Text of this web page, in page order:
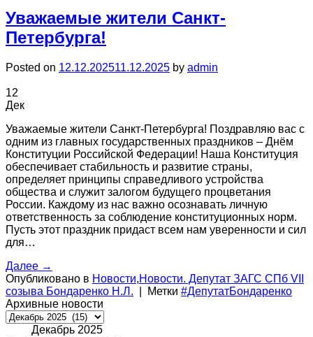
Уважаемые жители Санкт-
Петербурга!
Posted on 12.12.202511.12.2025 by admin
12
Дек
Уважаемые жители Санкт-Петербурга! Поздравляю вас с
одним из главных государственных праздников – Днём
Конституции Российской Федерации! Наша Конституция
обеспечивает стабильность и развитие страны,
определяет принципы справедливого устройства
общества и служит залогом будущего процветания
России. Каждому из нас важно осознавать личную
ответственность за соблюдение конституционных норм.
Пусть этот праздник придаст всем нам уверенности и сил
для…
Далее →
Опубликовано в Новости,Новости. Депутат ЗАГС СПб VII
созыва Бондаренко Н.Л.
Метки #ДепутатБондаренко
Архивные новости
Архивные
новостиДекабрь 2025